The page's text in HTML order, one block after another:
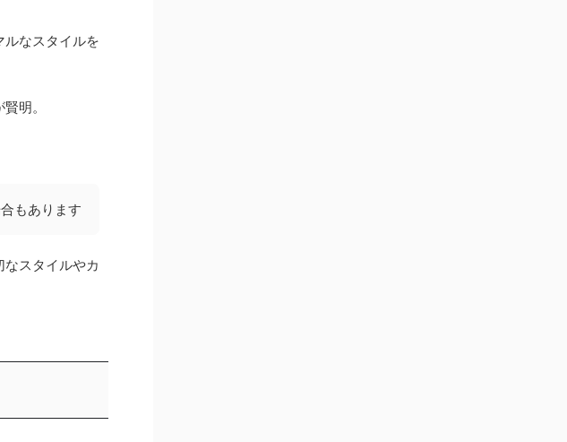
なスタイルを
明。
もあります
スタイルやカ